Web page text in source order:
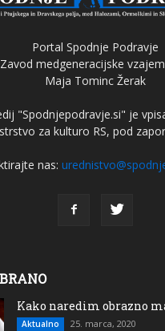
Portal Spodnje Podravje
Zavod medgeneracijske
Maja Tominc Žerak
"Spodnjepodravje.si" je
za kulturo RS, pod
nas:
Kako naredim obrazno
Aktualno 25. marca, 2020